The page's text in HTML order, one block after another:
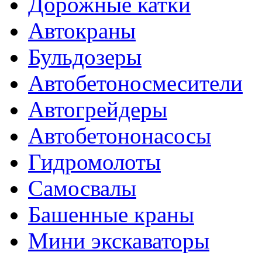
Автокраны
Бульдозеры
Автобетоносмесители
Автогрейдеры
Автобетононасосы
Гидромолоты
Самосвалы
Башенные краны
Мини экскаваторы